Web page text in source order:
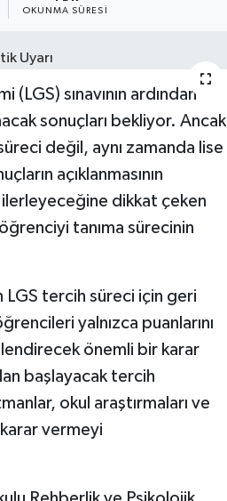
OKUNMA SÜRESI
sınavının ardından
sonuçları bekliyor. Ancak
değil, aynı zamanda lise
açıklanmasının
dikkat çeken
tanıma sürecinin
tercih süreci için geri
yalnızca puanlarını
önemli bir karar
başlayacak tercih
okul araştırmaları ve
karar vermeyi